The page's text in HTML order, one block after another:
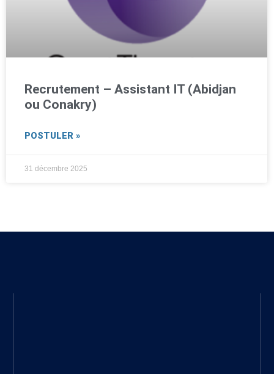
Recrutement – Assistant IT (Abidjan
ou Conakry)
POSTULER »
31 décembre 2025